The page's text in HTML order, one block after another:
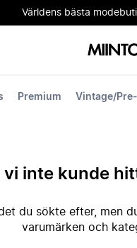
Världens bästa
Premium Vintage/
vi inte kunde
du sökte efter, men
varumärken och